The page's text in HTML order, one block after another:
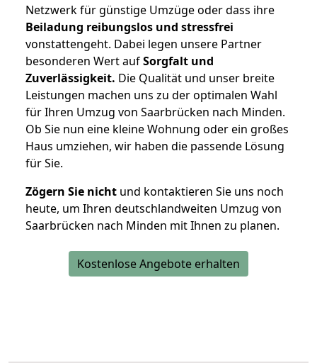
Netzwerk für günstige Umzüge oder dass ihre
Beiladung reibungslos und stressfrei
vonstattengeht. Dabei legen unsere Partner
besonderen Wert aufSorgfalt und
Zuverlässigkeit. Die Qualität und unser breite
Leistungen machen uns zu der optimalen Wahl
für Ihren Umzug von Saarbrücken nach Minden.
Ob Sie nun eine kleine Wohnung oder ein großes
Haus umziehen, wir haben die passende Lösung
für Sie.
Zögern Sie nicht und kontaktieren Sie uns noch
heute, um Ihren deutschlandweiten Umzug von
Saarbrücken nach Minden mit Ihnen zu planen.
Kostenlose Angebote erhalten